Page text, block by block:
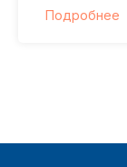
Подробнее